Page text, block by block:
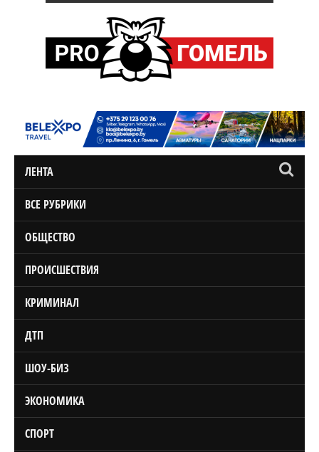
ЛЕНТА
ВСЕ РУБРИКИ
ОБЩЕСТВО
ПРОИСШЕСТВИЯ
КРИМИНАЛ
ДТП
ШОУ-БИЗ
ЭКОНОМИКА
СПОРТ